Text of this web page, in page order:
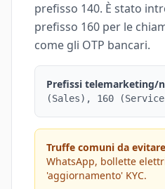
prefisso 140. È stato
prefisso 160 per le
come gli OTP bancari.
Prefissi telemarketing/
(Sales), 160
Truffe comuni da
WhatsApp, bollette
'aggiornamento' KYC.